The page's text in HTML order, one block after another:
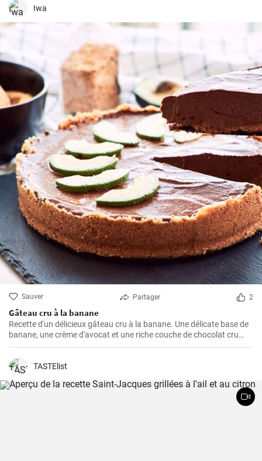
Iwa
Sauver Partager 2
Gâteau cru à la banane
Recette d'un délicieux gâteau cru à la banane. Une délicate base de
banane, une crème d'avocat et une riche couche de chocolat cru
créent une parfaite harmonie de saveurs.
TASTElist